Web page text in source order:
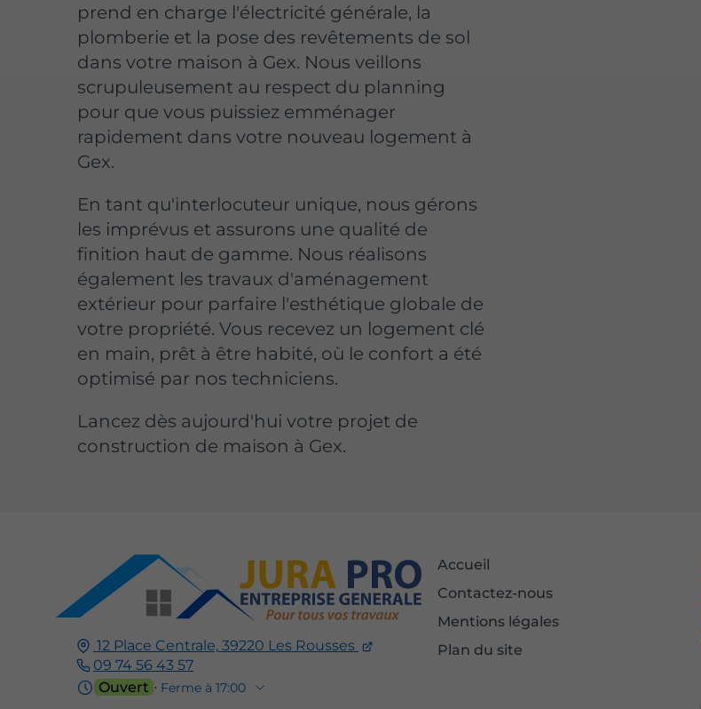
prend en charge l'électricité générale, la
plomberie et la pose des revêtements de sol
dans votre maison à Gex. Nous veillons
scrupuleusement au respect du planning
pour que vous puissiez emménager
rapidement dans votre nouveau logement à
Gex.
En tant qu'interlocuteur unique, nous gérons
les imprévus et assurons une qualité de
finition haut de gamme. Nous réalisons
également les travaux d'aménagement
extérieur pour parfaire l'esthétique globale de
votre propriété. Vous recevez un logement clé
en main, prêt à être habité, où le confort a été
optimisé par nos techniciens.
Lancez dès aujourd'hui votre projet de
construction de maison à Gex.
12 Place Centrale, 39220 Les Rousses
09 74 56 43 57
Ouvert ⋅ Ferme à 17:00
Accueil
Contactez-nous
Mentions légales
Plan du site